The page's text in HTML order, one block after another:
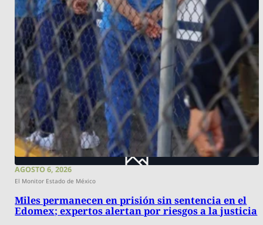
AGOSTO 6, 2026
El Monitor Estado de México
Miles permanecen en prisión sin sentencia en el
Edomex; expertos alertan por riesgos a la justicia